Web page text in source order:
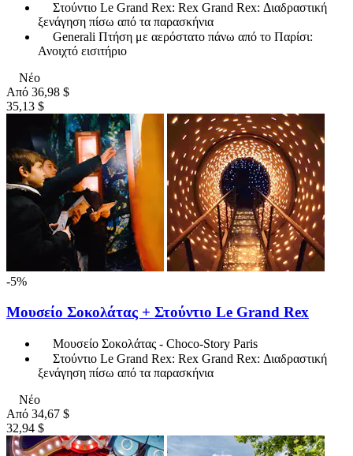
Στούντιο Le Grand Rex: Rex Grand Rex: Διαδραστική
ξενάγηση πίσω από τα παρασκήνια
Generali Πτήση με αερόστατο πάνω από το Παρίσι:
Ανοιχτό εισιτήριο
Νέο
Από 36,98 $
35,13 $
-5%
Μουσείο Σοκολάτας + Στούντιο Le Grand Rex
Μουσείο Σοκολάτας - Choco-Story Paris
Στούντιο Le Grand Rex: Rex Grand Rex: Διαδραστική
ξενάγηση πίσω από τα παρασκήνια
Νέο
Από 34,67 $
32,94 $